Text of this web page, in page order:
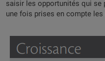
saisir les opportunités qui se
une fois prises en compte